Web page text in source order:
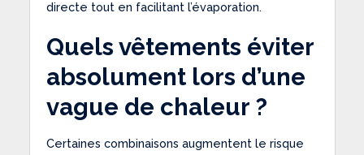
directe tout en facilitant l’évaporation.
Quels vêtements éviter
absolument lors d’une
vague de chaleur ?
Certaines combinaisons augmentent le risque